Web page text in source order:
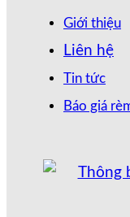
Giới thiệu
Liên hệ
Tin tức
Báo giá